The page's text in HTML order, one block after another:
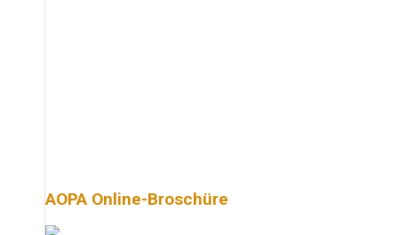
AOPA Online-Broschüre